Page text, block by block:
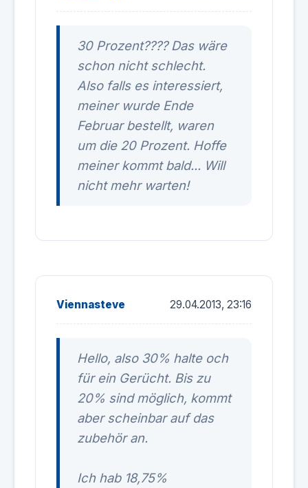
30 Prozent???? Das wäre
schon nicht schlecht.
Also falls es interessiert,
meiner wurde Ende
Februar bestellt, waren
um die 20 Prozent. Hoffe
meiner kommt bald... Will
nicht mehr warten!
Viennasteve 29.04.2013, 23:16
Hello, also 30% halte och
für ein Gerücht. Bis zu
20% sind möglich, kommt
aber scheinbar auf das
zubehör an.
Ich hab 18,75%